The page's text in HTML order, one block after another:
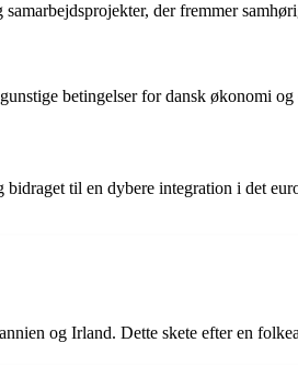
der fremmer
betingelser for dansk økonomi
til en dybere integration i det
og Irland. Dette skete efter en